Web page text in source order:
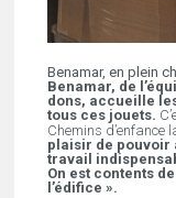
Benamar, en plein
Benamar, de
dons, accueille
tous ces jouets.
Chemins d’enfance
plaisir de pouvoir
travail
On est contents
l’édifice ».